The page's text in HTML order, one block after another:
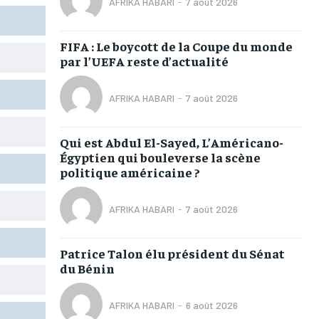
TOGOREGARD
NOUVELLE D’AFRIQUE
LEDEFENSEURINFO
ACTU LOMÉ
/ month
to this tier, you are billed
after the first one until you
of the monthly subscription.
/ month
to this tier, you are billed
after the first one until you
of the monthly subscription.
TOGOREGARD
NOUVELLE D’AFRIQUE
LEDEFENSEURINFO
ACTU LOMÉ
TOGOREGARD
NOUVELLE D’AFRIQUE
LEDEFENSEURINFO
ACTU LOMÉ
TOGOREGARD
NOUVELLE D’AFRIQUE
LEDEFENSEURINFO
ACTU LOMÉ
FIFA : Le boycott de la Coupe du monde
par l’UEFA reste d’actualité
AFRIKA HABARI - 7 août 2026
Qui est Abdul El-Sayed, L’Américano-
Égyptien qui bouleverse la scène
politique américaine ?
AFRIKA HABARI - 7 août 2026
Patrice Talon élu président du Sénat
du Bénin
AFRIKA HABARI - 6 août 2026